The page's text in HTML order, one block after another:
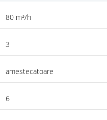
80 m³/h
3
amestecatoare
6